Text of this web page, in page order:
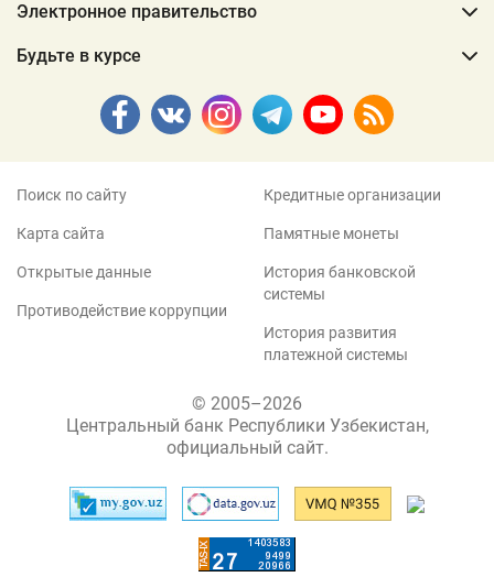
Электронное правительство
Будьте в курсе
Поиск по сайту
Карта сайта
Открытые данные
Противодействие коррупции
Кредитные организации
Памятные монеты
История банковской
системы
История развития
платежной системы
© 2005–2026
Центральный банк Республики Узбекистан,
официальный сайт.